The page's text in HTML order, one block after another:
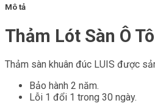
Mô tả
Thảm Lót Sàn Ô
Thảm sàn khuân đúc LUIS được
Bảo hành 2 năm.
Lỗi 1 đổi 1 trong 30 ngày.